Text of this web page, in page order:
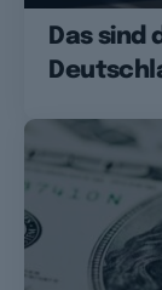
Das sind